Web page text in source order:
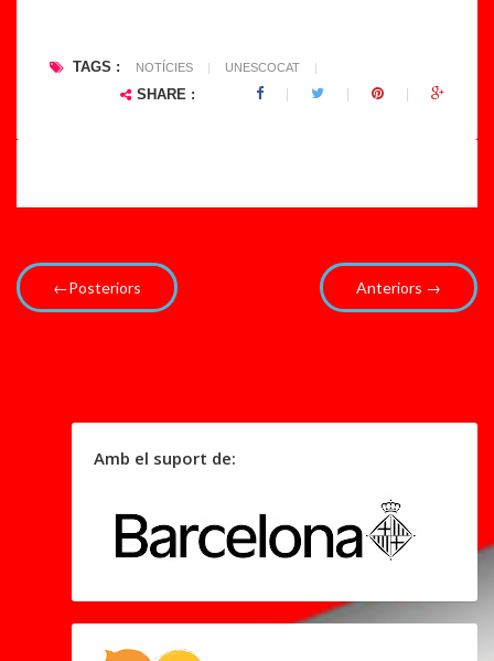
TAGS : NOTÍCIES | UNESCOCAT |
SHARE :
...
a
..
←Posteriors Anteriors →
Amb el suport de: